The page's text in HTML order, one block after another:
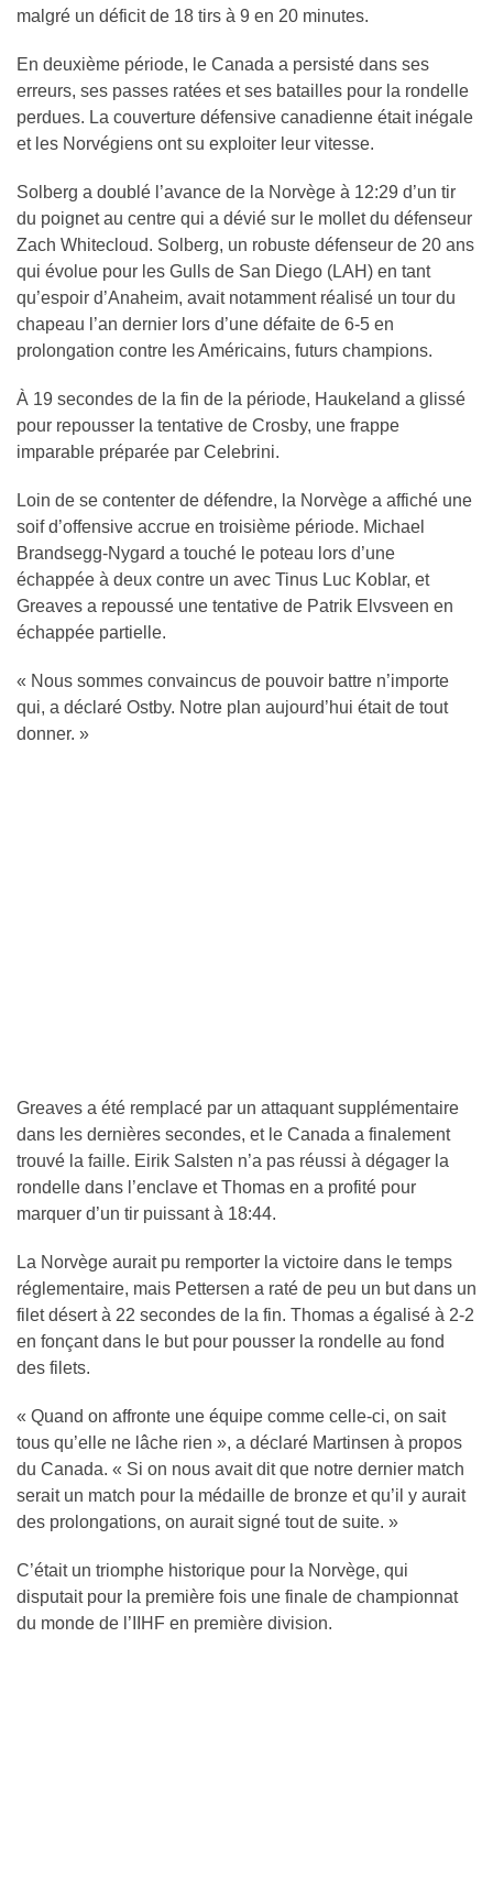
malgré un déficit de 18 tirs à 9 en 20 minutes.
En deuxième période, le Canada a persisté dans ses
erreurs, ses passes ratées et ses batailles pour la rondelle
perdues. La couverture défensive canadienne était inégale
et les Norvégiens ont su exploiter leur vitesse.
Solberg a doublé l’avance de la Norvège à 12:29 d’un tir
du poignet au centre qui a dévié sur le mollet du défenseur
Zach Whitecloud. Solberg, un robuste défenseur de 20 ans
qui évolue pour les Gulls de San Diego (LAH) en tant
qu’espoir d’Anaheim, avait notamment réalisé un tour du
chapeau l’an dernier lors d’une défaite de 6-5 en
prolongation contre les Américains, futurs champions.
À 19 secondes de la fin de la période, Haukeland a glissé
pour repousser la tentative de Crosby, une frappe
imparable préparée par Celebrini.
Loin de se contenter de défendre, la Norvège a affiché une
soif d’offensive accrue en troisième période. Michael
Brandsegg-Nygard a touché le poteau lors d’une
échappée à deux contre un avec Tinus Luc Koblar, et
Greaves a repoussé une tentative de Patrik Elvsveen en
échappée partielle.
« Nous sommes convaincus de pouvoir battre n’importe
qui, a déclaré Ostby. Notre plan aujourd’hui était de tout
donner. »
Greaves a été remplacé par un attaquant supplémentaire
dans les dernières secondes, et le Canada a finalement
trouvé la faille. Eirik Salsten n’a pas réussi à dégager la
rondelle dans l’enclave et Thomas en a profité pour
marquer d’un tir puissant à 18:44.
La Norvège aurait pu remporter la victoire dans le temps
réglementaire, mais Pettersen a raté de peu un but dans un
filet désert à 22 secondes de la fin. Thomas a égalisé à 2-2
en fonçant dans le but pour pousser la rondelle au fond
des filets.
« Quand on affronte une équipe comme celle-ci, on sait
tous qu’elle ne lâche rien », a déclaré Martinsen à propos
du Canada. « Si on nous avait dit que notre dernier match
serait un match pour la médaille de bronze et qu’il y aurait
des prolongations, on aurait signé tout de suite. »
C’était un triomphe historique pour la Norvège, qui
disputait pour la première fois une finale de championnat
du monde de l’IIHF en première division.